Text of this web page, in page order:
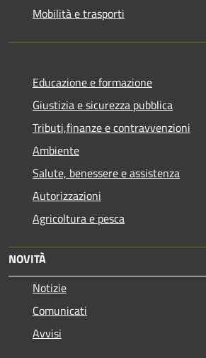
Mobilità e trasporti
Educazione e formazione
Giustizia e sicurezza pubblica
Tributi,finanze e contravvenzioni
Ambiente
Salute, benessere e assistenza
Autorizzazioni
Agricoltura e pesca
NOVITÀ
Notizie
Comunicati
Avvisi